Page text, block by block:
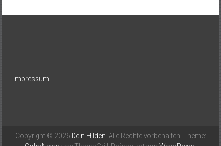
Impressum
Copyright © 2026 Dein Hilden . Alle Rechte vorbehalten. Theme: